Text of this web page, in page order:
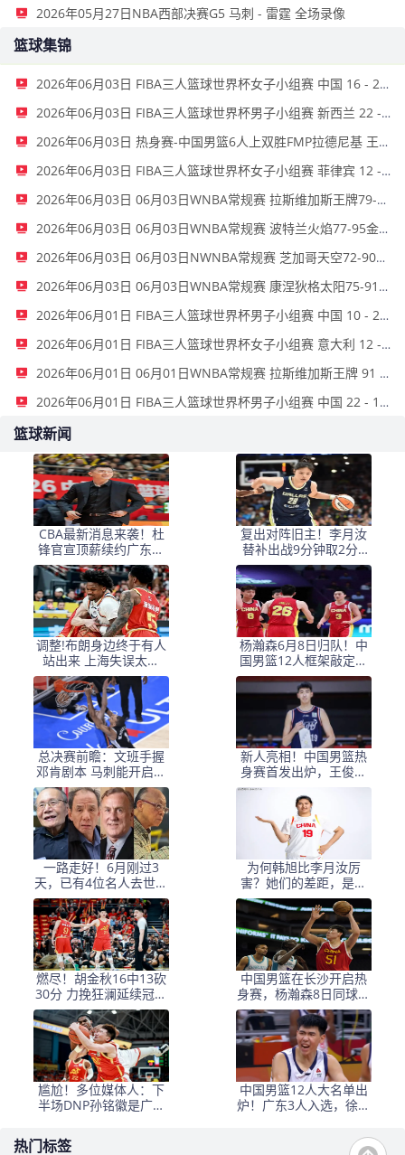
2026年05月27日NBA西部决赛G5 马刺 - 雷霆 全场录像
篮球集锦
2026年06月03日 FIBA三人篮球世界杯女子小组赛 中国 16 - 21 拉脱维亚 集锦
2026年06月03日 FIBA三人篮球世界杯男子小组赛 新西兰 22 - 19 中国 集锦
2026年06月03日 热身赛-中国男篮6人上双胜FMP拉德尼基 王俊杰18+14 徐昕10+8
2026年06月03日 FIBA三人篮球世界杯女子小组赛 菲律宾 12 - 20 中国 集锦
2026年06月03日 06月03日WNBA常规赛 拉斯维加斯王牌79-69洛杉矶火花 全场集锦
2026年06月03日 06月03日WNBA常规赛 波特兰火焰77-95金州女武神 全场集锦
2026年06月03日 06月03日NWNBA常规赛 芝加哥天空72-90华盛顿神秘人 全场集锦
2026年06月03日 06月03日WNBA常规赛 康涅狄格太阳75-91亚特兰大梦想 全场集锦
2026年06月01日 FIBA三人篮球世界杯男子小组赛 中国 10 - 22 荷兰 全场集锦
2026年06月01日 FIBA三人篮球世界杯女子小组赛 意大利 12 - 21 中国 集锦
2026年06月01日 06月01日WNBA常规赛 拉斯维加斯王牌 91 - 81 金州女武神 集锦
2026年06月01日 FIBA三人篮球世界杯男子小组赛 中国 22 - 14 日本 全场集锦
篮球新闻
CBA最新消息来袭！杜
锋官宣顶薪续约广东男
篮，杨鸣婉拒执教北控
复出对阵旧主！李月汝
替补出战9分钟取2分2
板，飞翼大胜风暴斩获
三连胜
调整!布朗身边终于有人
站出来 上海失误太多
+犯规困扰
杨瀚森6月8日归队！中
国男篮12人框架敲定，
锋线王牌竟是他？
总决赛前瞻：文班手握
邓肯剧本 马刺能开启新
时代吗？
新人亮相！中国男篮热
身赛首发出炉，王俊杰
领衔+徐昕坐镇禁区
一路走好！6月刚过3
天，已有4位名人去世，
姚明等人发文悼念
为何韩旭比李月汝厉
害？她们的差距，是张
子宇选秀顺位暴跌的原
因
燃尽！胡金秋16中13砍
30分 力挽狂澜延续冠军
悬念
中国男篮在长沙开启热
身赛，杨瀚森8日同球队
会合
尴尬！多位媒体人：下
半场DNP孙铭徽是广厦
中国男篮12人大名单出
炉！广东3人入选，徐昕
热门标签